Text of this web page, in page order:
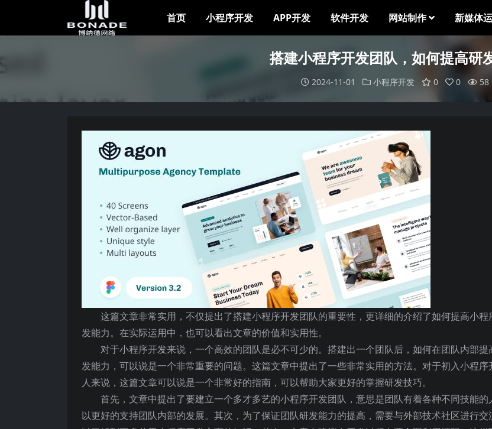
首页 小程序开发 APP开发 软件开发 网站制作 新媒体
搭建小程序开发团队，如何提高研
2024-11-01 小程序开发 0 0 58
这篇文章非常实用，不仅提出了搭建小程序开发团队的重要性，更详细的介绍了如何提高小程
发能力。在实际运用中，也可以看出文章的价值和实用性。
对于小程序开发来说，一个高效的团队是必不可少的。搭建出一个团队后，如何在团队内部提
发能力，可以说是一个非常重要的问题。这篇文章中提出了一些非常实用的方法。对于初入小程序
人来说，这篇文章可以说是一个非常好的指南，可以帮助大家更好的掌握研发技巧。
首先，文章中提出了要建立一个多才多艺的小程序开发团队，意思是团队有着各种不同技能的
以更好的支持团队内部的发展。其次，为了保证团队研发能力的提高，需要与外部技术社区进行交